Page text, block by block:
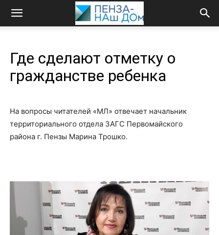
Где сделают отметку о
гражданстве ребенка
На вопросы читателей «МЛ» отвечает начальник
территориального отдела ЗАГС Первомайского
района г. Пензы Марина Трошко.